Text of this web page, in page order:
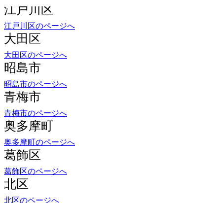
江戸川区のページへ
大田区
大田区のページへ
昭島市
昭島市のページへ
青梅市
青梅市のページへ
奥多摩町
奥多摩町のページへ
葛飾区
葛飾区のページへ
北区
北区のページへ
江東区